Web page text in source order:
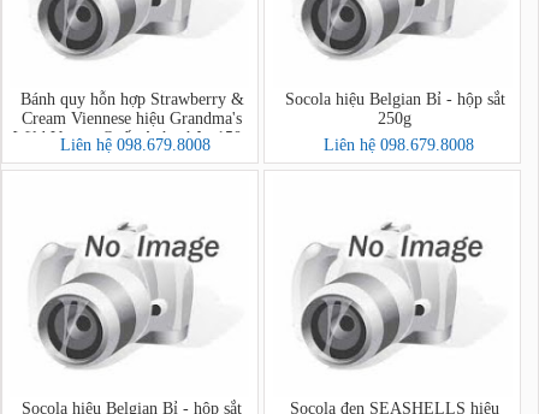
Bánh quy hỗn hợp Strawberry &
Cream Viennese hiệu Grandma's
Wild Vương Quốc Anh - hộp 150g
Liên hệ 098.679.8008
Socola hiệu Belgian Bỉ - hộp sắt
250g
Liên hệ 098.679.8008
Socola hiệu Belgian Bỉ - hộp sắt Socola đen SEASHELLS hiệu